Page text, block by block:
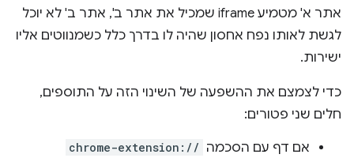
אתר א' מטמיע iframe שמכיל את אתר ב', אתר ב' לא יוכל
לגשת לאותו נפח אחסון שהיה לו בדרך כלל כשמנווטים אליו
ישירות.
כדי לצמצם את ההשפעה של השינוי הזה על התוספים,
חלים שני פטורים:
אם דף עם הסכמה chrome-extension://